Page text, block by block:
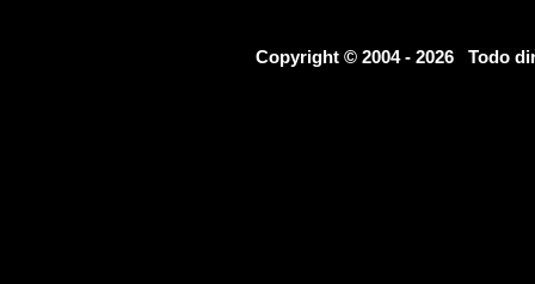
Copyright © 2004 - 2026 Todo